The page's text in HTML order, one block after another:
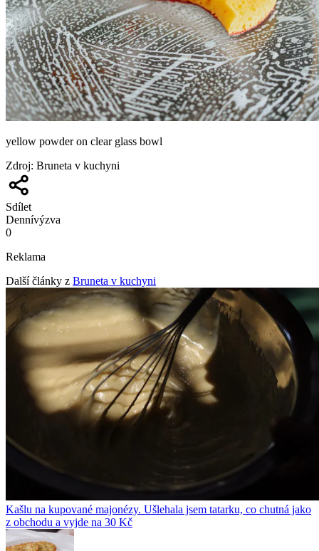
yellow powder on clear glass bowl
Zdroj: Bruneta v kuchyni
Sdílet
Dennívýzva
0
Reklama
Další články z Bruneta v kuchyni
Kašlu na kupované majonézy. Ušlehala jsem tatarku, co chutná jako
z obchodu a vyjde na 30 Kč